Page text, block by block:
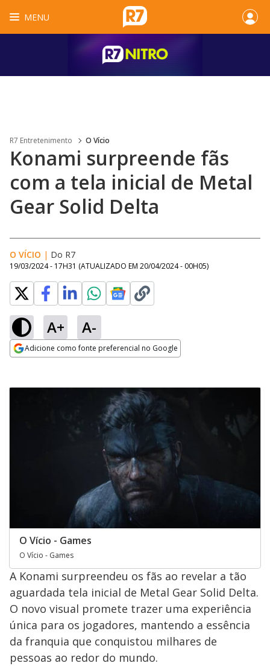
MENU
R7 Entretenimento O Vício
Konami surpreende fãs
com a tela inicial de Metal
Gear Solid Delta
O VÍCIO | Do R7
19/03/2024 - 17H31 (ATUALIZADO EM 20/04/2024 - 00H05)
A+ A-
Adicione como fonte preferencial no Google
O Vício - Games
O Vício - Games
A Konami surpreendeu os fãs ao revelar a tão
aguardada tela inicial de Metal Gear Solid Delta.
O novo visual promete trazer uma experiência
única para os jogadores, mantendo a essência
da franquia que conquistou milhares de
pessoas ao redor do mundo.